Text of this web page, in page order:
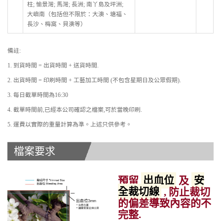
柱; 愉景灣; 馬灣; 長洲; 南丫島及坪洲;
大嶼南（包括但不限於：大澳、塘福、
長沙、梅窩、貝澳等）
備註:
1. 到貨時間 = 出貨時間 + 送貨時間.
2. 出貨時間 = 印刷時間 + 工藝加工時間 (不包含星期日及公眾假期).
3. 每日截單時間為16:30
4. 截單時間前,已經本公司確認之檔案,可於當晚印刷.
5. 運費以實際的重量計算為準。上述只供參考。
檔案要求
預留 出血位 及 安
全裁切線, 防止裁切
的偏差導致內容的不
完整.